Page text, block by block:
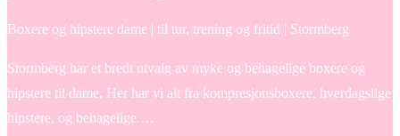
Boxere og hipstere dame | til tur, trening og fritid | Stormberg
Stormberg har et bredt utvalg av myke og behagelige boxere og
hipstere til dame. Her har vi alt fra kompresjonsboxere, hverdagslige
hipstere, og behagelige …